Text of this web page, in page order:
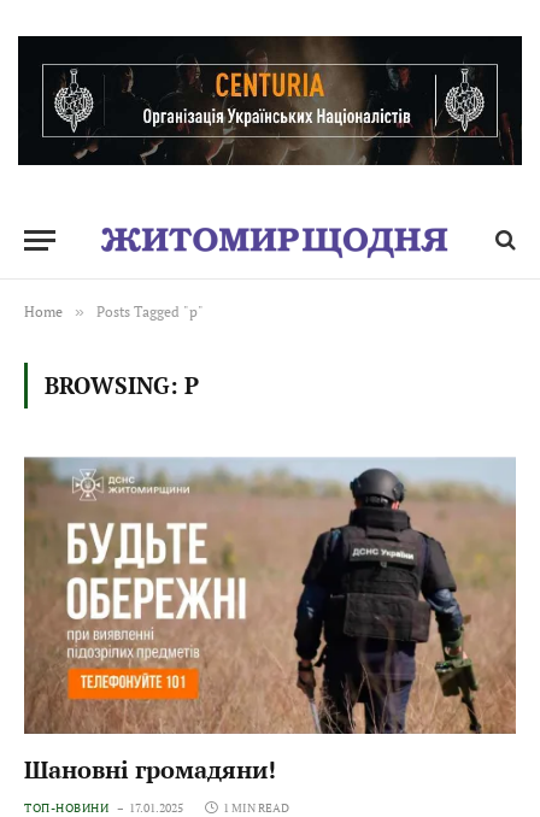
Home » Posts Tagged "p"
BROWSING: P
Шановні громадяни!
ТОП-НОВИНИ 17.01.2025 1 MIN READ